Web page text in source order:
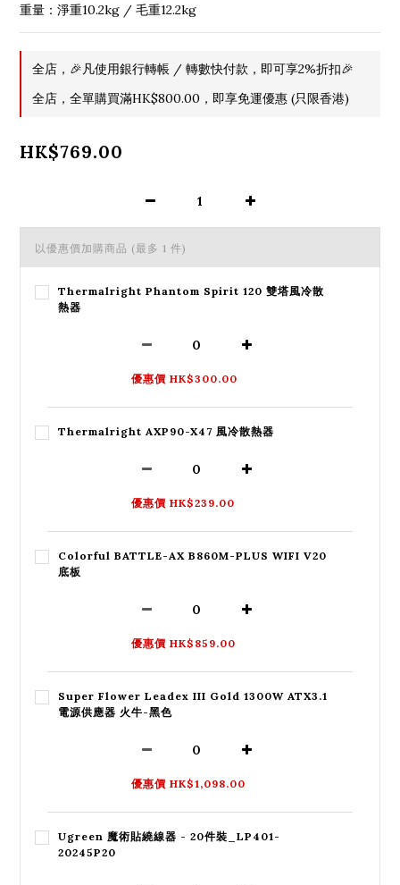
重量：淨重10.2kg / 毛重12.2kg
全店，🎉凡使用銀行轉帳 / 轉數快付款，即可享2%折扣🎉
全店，全單購買滿HK$800.00，即享免運優惠 (只限香港)
HK$769.00
以優惠價加購商品 (最多 1 件)
Thermalright Phantom Spirit 120 雙塔風冷散
熱器
優惠價 HK$300.00
Thermalright AXP90-X47 風冷散熱器
優惠價 HK$239.00
Colorful BATTLE-AX B860M-PLUS WIFI V20
底板
優惠價 HK$859.00
Super Flower Leadex III Gold 1300W ATX3.1
電源供應器 火牛-黑色
優惠價 HK$1,098.00
Ugreen 魔術貼繞線器 - 20件裝_LP401-
20245P20